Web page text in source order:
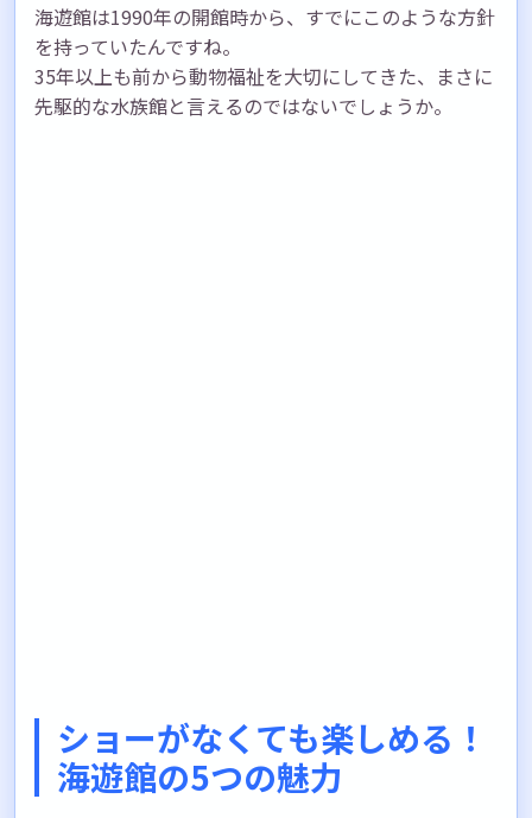
海遊館は1990年の開館時から、すでにこのような方針
を持っていたんですね。
35年以上も前から動物福祉を大切にしてきた、まさに
先駆的な水族館と言えるのではないでしょうか。
ショーがなくても楽しめる！
海遊館の5つの魅力